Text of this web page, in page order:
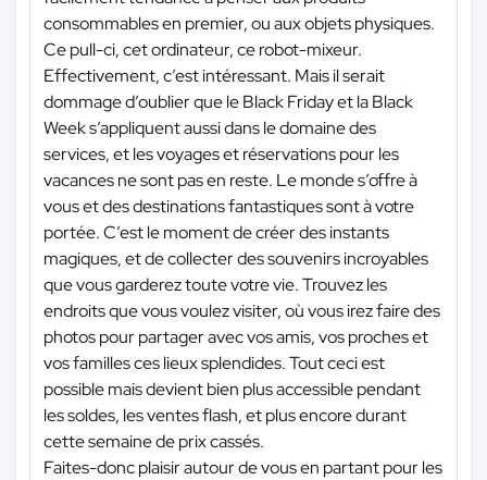
consommables en premier, ou aux objets physiques.
Ce pull-ci, cet ordinateur, ce robot-mixeur.
Effectivement, c’est intéressant. Mais il serait
dommage d’oublier que le Black Friday et la Black
Week s’appliquent aussi dans le domaine des
services, et les voyages et réservations pour les
vacances ne sont pas en reste. Le monde s’offre à
vous et des destinations fantastiques sont à votre
portée. C’est le moment de créer des instants
magiques, et de collecter des souvenirs incroyables
que vous garderez toute votre vie. Trouvez les
endroits que vous voulez visiter, où vous irez faire des
photos pour partager avec vos amis, vos proches et
vos familles ces lieux splendides. Tout ceci est
possible mais devient bien plus accessible pendant
les soldes, les ventes flash, et plus encore durant
cette semaine de prix cassés.
Faites-donc plaisir autour de vous en partant pour les